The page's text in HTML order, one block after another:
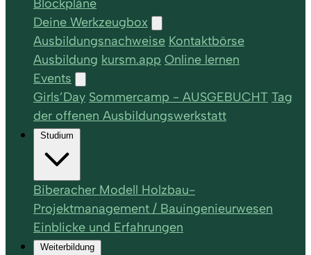
Blockpläne
Deine Werkzeugbox
Ausbildungsnachweise Kontaktbörse
Ausbildung kursm.app Online lernen
Events
Girls’Day Sommercamp - AUSGEBUCHT Tag
der offenen Ausbildungswerkstatt
Studium
Biberacher Modell Holzbau-
Projektmanagement / Bauingenieurwesen
Einblicke und Erfahrungen
Weiterbildung